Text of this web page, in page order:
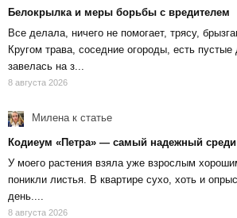
Белокрылка и меры борьбы с вредителем
Все делала, ничего не помогает, трясу,
Кругом трава, соседние огороды, есть
завелась на з...
8 августа 2026
Миленак статье
Кодиеум «Петра» — самый надежный
У моего растения взяла уже взрослым
поникли листья. В квартире сухо, хоть и
день....
8 августа 2026